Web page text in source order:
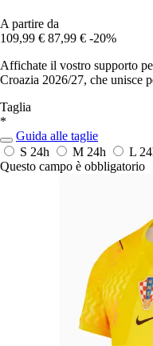
A partire da
109,99 € 87,99 € -20%
Affichate il vostro supporto
Croazia 2026/27, che unisce
Taglia
*
Guida alle taglie
S 24h M 24h L
Questo campo è obbligatorio